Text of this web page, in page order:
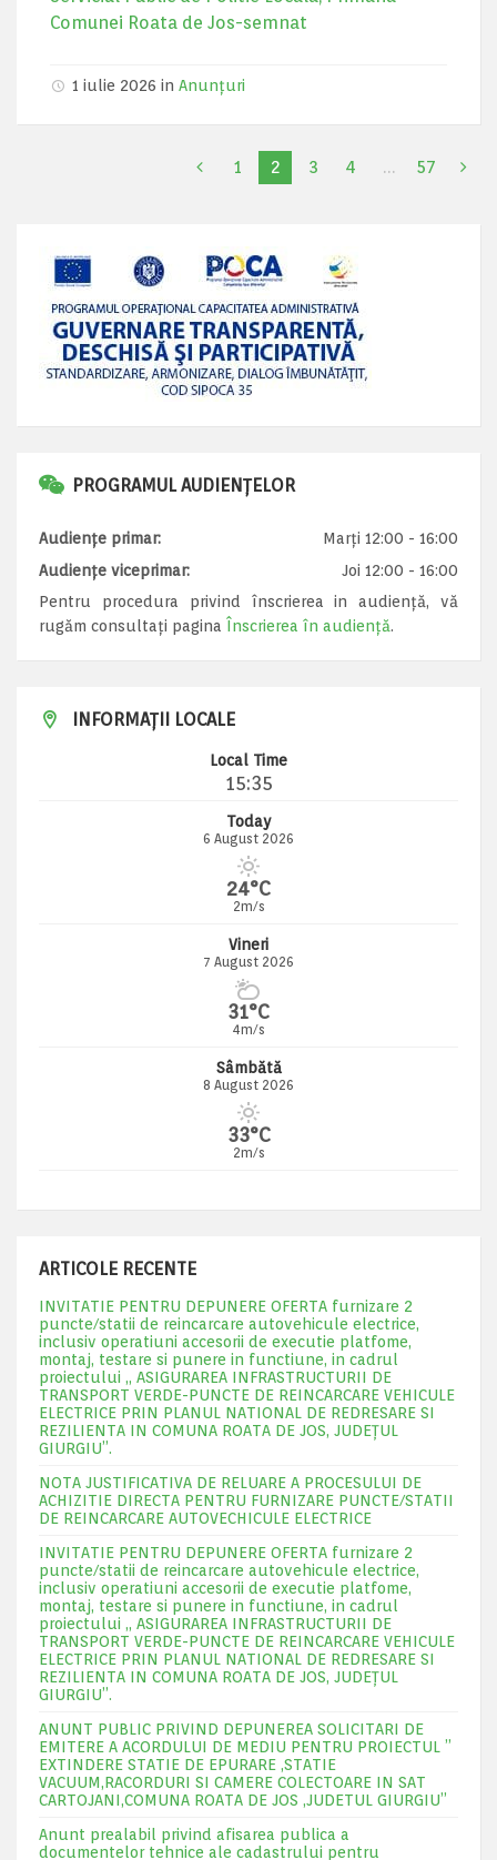
Comunei Roata de Jos-semnat
1 iulie 2026 in Anunțuri
1 2 3 4 … 57
PROGRAMUL AUDIENȚELOR
Audiențe primar:
Marți 12:00 - 16:00
Audiențe viceprimar:
Joi 12:00 - 16:00
Pentru procedura privind înscrierea in audiență, vă
rugăm consultați pagina Înscrierea în audiență.
INFORMAȚII LOCALE
Local Time
15:35
Today
6 August 2026
24°C
2m/s
Vineri
7 August 2026
31°C
4m/s
Sâmbătă
8 August 2026
33°C
2m/s
ARTICOLE RECENTE
INVITATIE PENTRU DEPUNERE OFERTA furnizare 2
puncte/statii de reincarcare autovehicule electrice,
inclusiv operatiuni accesorii de executie platfome,
montaj, testare si punere in functiune, in cadrul
proiectului „ ASIGURAREA INFRASTRUCTURII DE
TRANSPORT VERDE-PUNCTE DE REINCARCARE VEHICULE
ELECTRICE PRIN PLANUL NATIONAL DE REDRESARE SI
REZILIENTA IN COMUNA ROATA DE JOS, JUDEŢUL
GIURGIU”.
NOTA JUSTIFICATIVA DE RELUARE A PROCESULUI DE
ACHIZITIE DIRECTA PENTRU FURNIZARE PUNCTE/STATII
DE REINCARCARE AUTOVECHICULE ELECTRICE
INVITATIE PENTRU DEPUNERE OFERTA furnizare 2
puncte/statii de reincarcare autovehicule electrice,
inclusiv operatiuni accesorii de executie platfome,
montaj, testare si punere in functiune, in cadrul
proiectului „ ASIGURAREA INFRASTRUCTURII DE
TRANSPORT VERDE-PUNCTE DE REINCARCARE VEHICULE
ELECTRICE PRIN PLANUL NATIONAL DE REDRESARE SI
REZILIENTA IN COMUNA ROATA DE JOS, JUDEŢUL
GIURGIU”.
ANUNT PUBLIC PRIVIND DEPUNEREA SOLICITARI DE
EMITERE A ACORDULUI DE MEDIU PENTRU PROIECTUL ”
EXTINDERE STATIE DE EPURARE ,STATIE
VACUUM,RACORDURI SI CAMERE COLECTOARE IN SAT
CARTOJANI,COMUNA ROATA DE JOS ,JUDETUL GIURGIU”
Anunt prealabil privind afisarea publica a
documentelor tehnice ale cadastrului pentru